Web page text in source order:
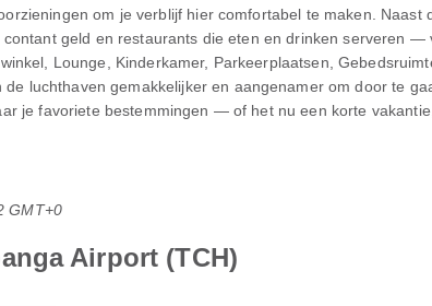
om je verblijf hier comfortabel te maken.
geld en restaurants die eten en drinken serveren
Lounge, Kinderkamer, Parkeerplaatsen,
luchthaven gemakkelijker en aangenamer om door te
je favoriete bestemmingen — of het nu een korte
GMT+0
Airport (TCH)